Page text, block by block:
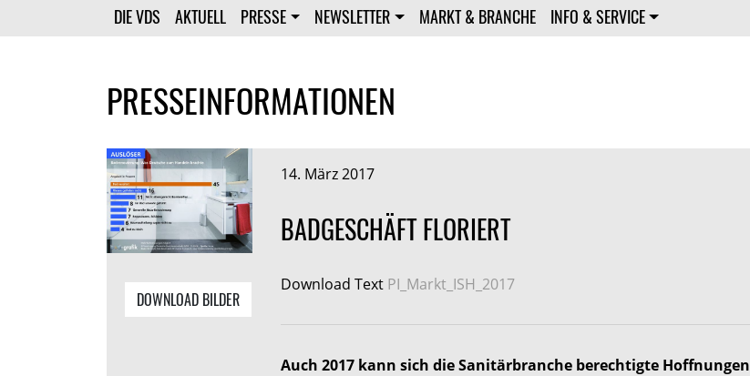
DIE VDS AKTUELL PRESSE NEWSLETTER MARKT & BRANCHE INFO & SERVICE
PRESSEINFORMATIONEN
DOWNLOAD BILDER
14. März 2017
BADGESCHÄFT FLORIERT
Download Text PI_Markt_ISH_2017
Auch 2017 kann sich die Sanitärbranche berechtigte Hoffnungen